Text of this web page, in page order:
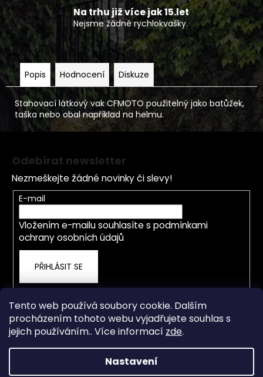
Tento web používá soubory cookie. Dalším
procházením tohoto webu vyjadřujete souhlas s
jejich používáním.. Více informací zde.
Nastavení
Na trhu již více jak 15.let
Nejsme žádné rychlokvašky.
Popis Hodnocení Diskuze
Stahovací látkový vak CFMOTO použitelný jako batůžek,
taška nebo obal například na helmu.
G3
ČERNÁ
OVERLAND
NOVINKA
279
990
Kč
Odebírat newsletter
Nezmeškejte žádné novinky či slevy!
E-mail
Vložením e-mailu souhlasíte s podmínkami
ochrany osobních údajů
PŘIHLÁSIT SE